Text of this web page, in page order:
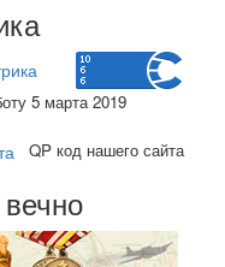
5 марта 2019
QP код нашего сайта